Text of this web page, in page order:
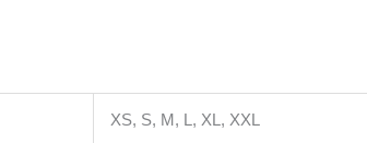
XS, S, M, L, XL, XXL